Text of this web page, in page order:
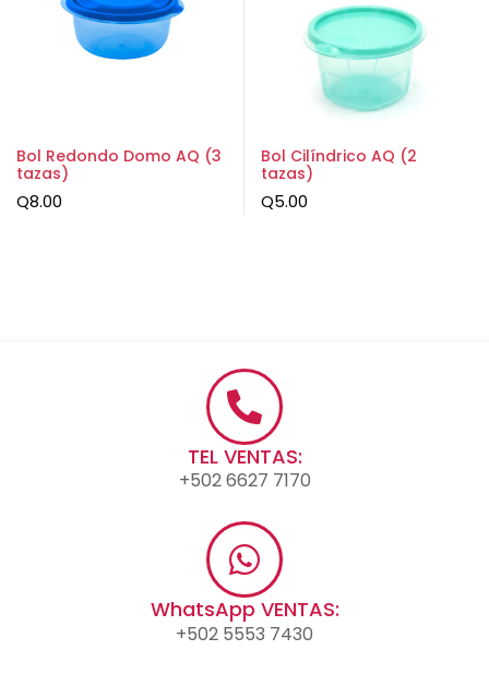
Bol Redondo Domo AQ (3
tazas)
Q8.00
Bol Cilíndrico AQ (2
tazas)
Q5.00
TEL VENTAS:
+502 6627 7170
WhatsApp VENTAS:
+502 5553 7430